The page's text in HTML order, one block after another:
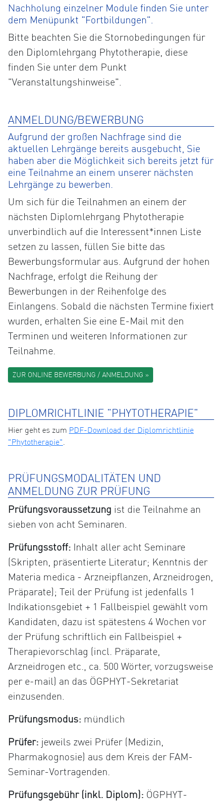
Nachholung einzelner Module finden Sie unter
dem Menüpunkt "Fortbildungen".
Bitte beachten Sie die Stornobedingungen für
den Diplomlehrgang Phytotherapie, diese
finden Sie unter dem Punkt
"Veranstaltungshinweise".
ANMELDUNG/BEWERBUNG
Aufgrund der großen Nachfrage sind die
aktuellen Lehrgänge bereits ausgebucht, Sie
haben aber die Möglichkeit sich bereits jetzt für
eine Teilnahme an einem unserer nächsten
Lehrgänge zu bewerben.
Um sich für die Teilnahmen an einem der
nächsten Diplomlehrgang Phytotherapie
unverbindlich auf die Interessent*innen Liste
setzen zu lassen, füllen Sie bitte das
Bewerbungsformular aus. Aufgrund der hohen
Nachfrage, erfolgt die Reihung der
Bewerbungen in der Reihenfolge des
Einlangens. Sobald die nächsten Termine fixiert
wurden, erhalten Sie eine E-Mail mit den
Terminen und weiteren Informationen zur
Teilnahme.
ZUR ONLINE BEWERBUNG / ANMELDUNG »
DIPLOMRICHTLINIE "PHYTOTHERAPIE"
Hier geht es zum PDF-Download der Diplomrichtlinie
"Phytotherapie"
PRÜFUNGSMODALITÄTEN UND
ANMELDUNG ZUR PRÜFUNG
Prüfungsvoraussetzung ist die Teilnahme an
sieben von acht Seminaren.
Prüfungsstoff: Inhalt aller acht Seminare
(Skripten, präsentierte Literatur; Kenntnis der
Materia medica - Arzneipflanzen, Arzneidrogen,
Präparate); Teil der Prüfung ist jedenfalls 1
Indikationsgebiet + 1 Fallbeispiel gewählt vom
Kandidaten, dazu ist spätestens 4 Wochen vor
der Prüfung schriftlich ein Fallbeispiel +
Therapievorschlag (incl. Präparate,
Arzneidrogen etc., ca. 500 Wörter, vorzugsweise
per e-mail) an das ÖGPHYT-Sekretariat
einzusenden.
Prüfungsmodus: mündlich
Prüfer: jeweils zwei Prüfer (Medizin,
Pharmakognosie) aus dem Kreis der FAM-
Seminar-Vortragenden.
Prüfungsgebühr (inkl. Diplom): ÖGPHYT-